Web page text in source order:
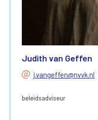
Judith van Geffen
j.vangeffen@nvvk.nl
beleidsadviseur